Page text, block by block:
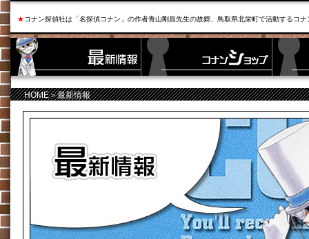
★コナン探偵社は「名探偵コナン」の作者青山剛昌先生の故郷、鳥取県北栄町で活動するコ
HOME＞最新情報